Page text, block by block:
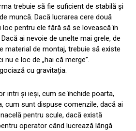
trebuie să fie suficient de stabilă și
muncă. Dacă lucrarea cere două
loc pentru ele fără să se lovească în
ai nevoie de unelte mai grele, de
material de montaj, trebuie să existe
nu e loc de „hai că merge”.
cu gravitația.
intri și ieși, cum se închide poarta,
cum sunt dispuse comenzile, dacă ai
pentru scule, dacă există
operator când lucrează lângă